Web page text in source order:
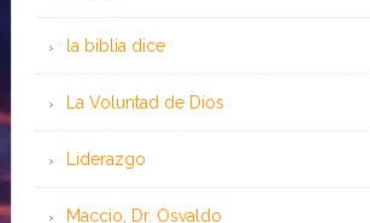
la biblia dice
La Voluntad de Dios
Liderazgo
Maccio, Dr. Osvaldo